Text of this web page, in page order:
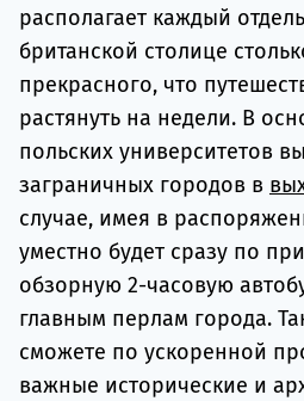
располагает каждый
британской столице
прекрасного, что
растянуть на недели. В
польских университетов
заграничных городов в
случае, имея в
уместно будет сразу по
обзорную 2-часовую
главным перлам города.
сможете по ускоренной
важные исторические и